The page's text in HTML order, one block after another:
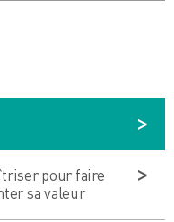
pour faire
sa valeur